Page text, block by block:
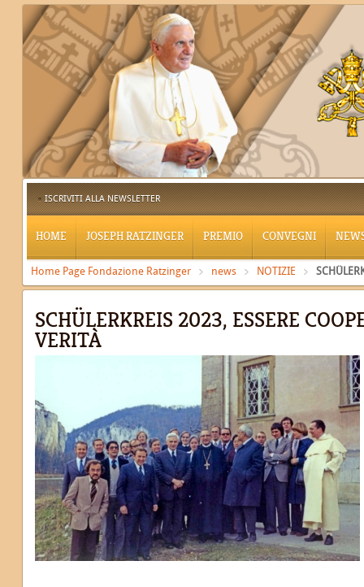
ISCRIVITI ALLA NEWSLETTER
HOME JOSEPH RATZINGER PREMIO CONVEGNI
Home Page Fondazione Ratzinger news NOTIZIE
SCHÜLERKREIS 2023, ESSERE
VERITÀ